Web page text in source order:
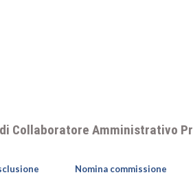
Collaboratore Amministrativo
Nomina commissione